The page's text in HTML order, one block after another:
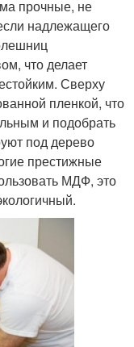
прочные, не
надлежащего
что делает
Сверху
пленкой, что
и подобрать
под дерево
престижные
МДФ, это